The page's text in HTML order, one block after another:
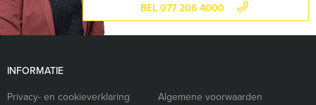
BEL 077 206 4000
INFORMATIE
Privacy- en cookieverklaring
Algemene voorwaarden